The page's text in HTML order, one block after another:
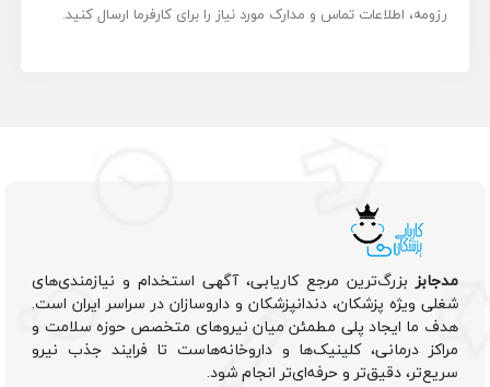
رزومه، اطلاعات تماس و مدارک مورد نیاز را برای کارفرما ارسال کنید.
مدجابزبزرگ‌ترین مرجع کاریابی، آگهی استخدام و نیازمندی‌های
شغلی ویژه پزشکان، دندانپزشکان و داروسازان در سراسر ایران است.
هدف ما ایجاد پلی مطمئن میان نیروهای متخصص حوزه سلامت و
مراکز درمانی، کلینیک‌ها و داروخانه‌هاست تا فرایند جذب نیرو
سریع‌تر، دقیق‌تر و حرفه‌ای‌تر انجام شود.